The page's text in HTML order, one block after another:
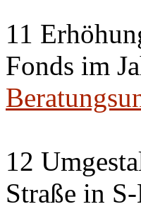
11
Fonds im
12
Straße in